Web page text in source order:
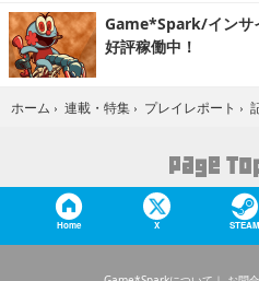
Game*Spark/インサ
好評稼働中！
ホーム › 連載・特集 › プレイレポート ›
Home X STEAM